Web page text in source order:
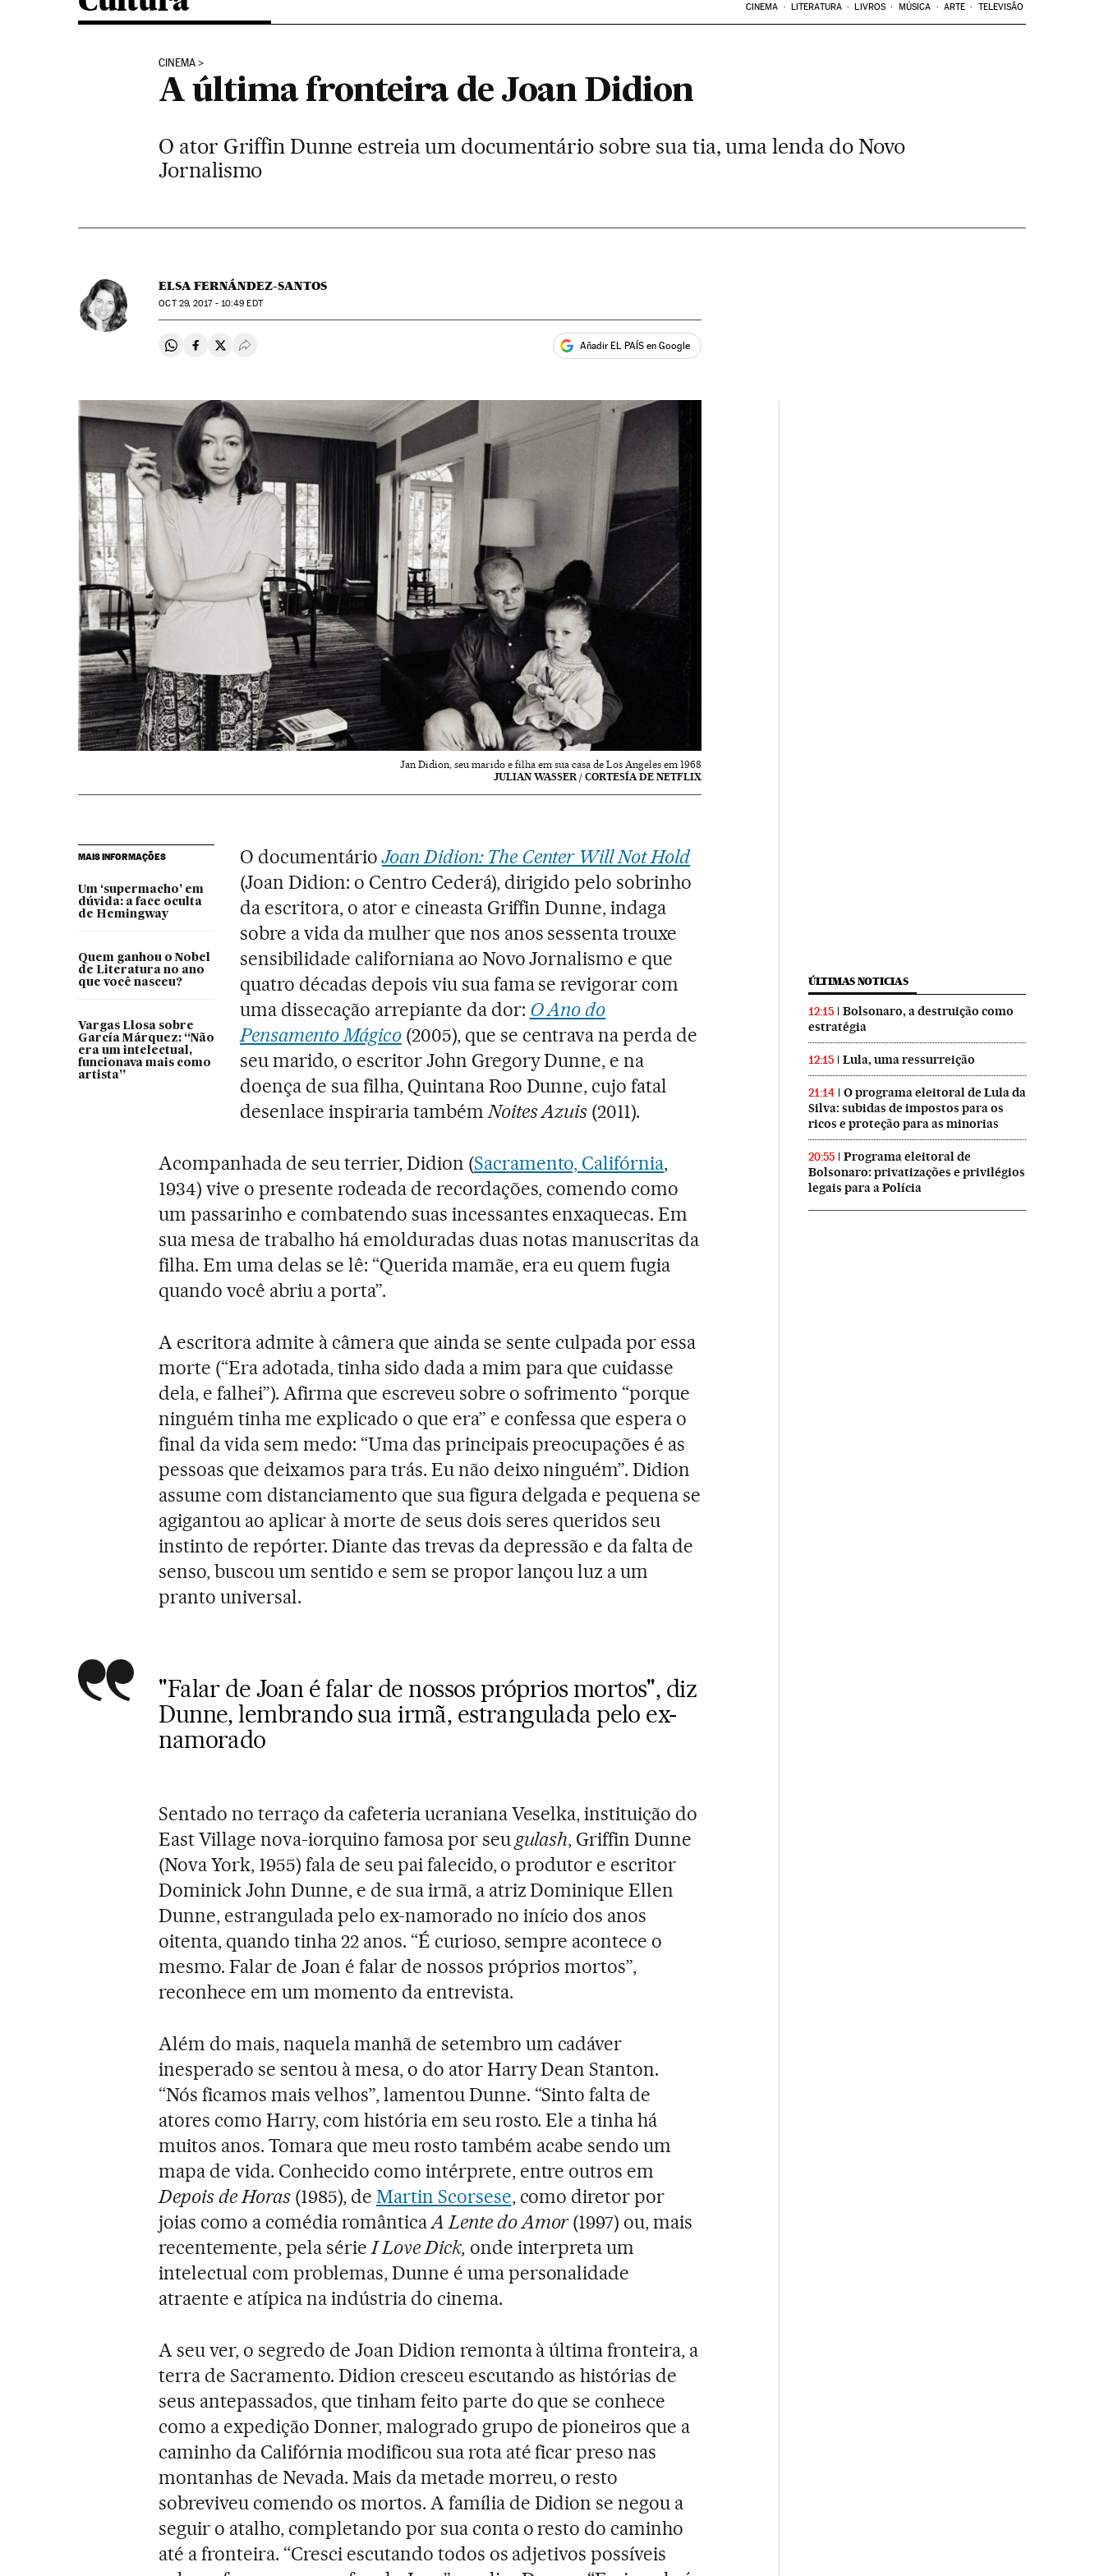
CINEMA LITERATURA LIVROS MÚSICA ARTE TELEVISÃO
CINEMA
A última fronteira de Joan Didion
O ator Griffin Dunne estreia um documentário sobre sua tia, uma lenda do Novo
Jornalismo
ELSA FERNÁNDEZ-SANTOS
OCT29, 2017 - 10:49 EDT
Compartir en Whatsapp
Compartir en Facebook
Compartir en Twitter
Desplegar Redes Sociales Añadir EL PAÍS en Google
Jan Didion, seu marido e filha em sua casa de Los Angeles em 1968
JULIAN WASSER / CORTESÍA DE NETFLIX
MAIS INFORMAÇÕES
Um ‘supermacho’ em
dúvida: a face oculta
de Hemingway
Quem ganhou o Nobel
de Literatura no ano
que você nasceu?
Vargas Llosa sobre
García Márquez: “Não
era um intelectual,
funcionava mais como
artista”
O documentárioJoan Didion: The Center Will Not Hold
(Joan Didion: o Centro Cederá), dirigido pelo sobrinho
da escritora, o ator e cineasta Griffin Dunne, indaga
sobre a vida da mulher que nos anos sessenta trouxe
sensibilidade californiana ao Novo Jornalismo e que
quatro décadas depois viu sua fama se revigorar com
uma dissecação arrepiante da dor: O Ano do
Pensamento Mágico(2005), que se centrava na perda de
seu marido, o escritor John Gregory Dunne, e na
doença de sua filha, Quintana Roo Dunne, cujo fatal
desenlace inspiraria tambémNoites Azuis (2011).
Acompanhada de seu terrier, Didion (Sacramento, Califórnia,
1934) vive o presente rodeada de recordações, comendo como
um passarinho e combatendo suas incessantes enxaquecas. Em
sua mesa de trabalho há emolduradas duas notas manuscritas da
filha. Em uma delas se lê: “Querida mamãe, era eu quem fugia
quando você abriu a porta”.
A escritora admite à câmera que ainda se sente culpada por essa
morte (“Era adotada, tinha sido dada a mim para que cuidasse
dela, e falhei”). Afirma que escreveu sobre o sofrimento “porque
ninguém tinha me explicado o que era” e confessa que espera o
final da vida sem medo: “Uma das principais preocupações é as
pessoas que deixamos para trás. Eu não deixo ninguém”. Didion
assume com distanciamento que sua figura delgada e pequena se
agigantou ao aplicar à morte de seus dois seres queridos seu
instinto de repórter. Diante das trevas da depressão e da falta de
senso, buscou um sentido e sem se propor lançou luz a um
pranto universal.
"Falar de Joan é falar de nossos próprios mortos", diz
Dunne, lembrando sua irmã, estrangulada pelo ex-
namorado
Sentado no terraço da cafeteria ucraniana Veselka, instituição do
East Village nova-iorquino famosa por seugulash, Griffin Dunne
(Nova York, 1955) fala de seu pai falecido, o produtor e escritor
Dominick John Dunne, e de sua irmã, a atriz Dominique Ellen
Dunne, estrangulada pelo ex-namorado no início dos anos
oitenta, quando tinha 22 anos. “É curioso, sempre acontece o
mesmo. Falar de Joan é falar de nossos próprios mortos”,
reconhece em um momento da entrevista.
Além do mais, naquela manhã de setembro um cadáver
inesperado se sentou à mesa, o do ator Harry Dean Stanton.
“Nós ficamos mais velhos”, lamentou Dunne. “Sinto falta de
atores como Harry, com história em seu rosto. Ele a tinha há
muitos anos. Tomara que meu rosto também acabe sendo um
mapa de vida. Conhecido como intérprete, entre outros em
Depois de Horas (1985), de Martin Scorsese, como diretor por
joias como a comédia românticaA Lente do Amor(1997) ou, mais
recentemente, pela sérieI Love Dick, onde interpreta um
intelectual com problemas, Dunne é uma personalidade
atraente e atípica na indústria do cinema.
A seu ver, o segredo de Joan Didion remonta à última fronteira, a
terra de Sacramento. Didion cresceu escutando as histórias de
seus antepassados, que tinham feito parte do que se conhece
como a expedição Donner, malogrado grupo de pioneiros que a
caminho da Califórnia modificou sua rota até ficar preso nas
montanhas de Nevada. Mais da metade morreu, o resto
sobreviveu comendo os mortos. A família de Didion se negou a
seguir o atalho, completando por sua conta o resto do caminho
até a fronteira. “Cresci escutando todos os adjetivos possíveis
ÚLTIMAS NOTICIAS
12:15
Bolsonaro, a destruição como
estratégia
12:15 Lula, uma ressurreição
21:14
O programa eleitoral de Lula da
Silva: subidas de impostos para os
ricos e proteção para as minorias
20:55
Programa eleitoral de
Bolsonaro: privatizações e privilégios
legais para a Polícia